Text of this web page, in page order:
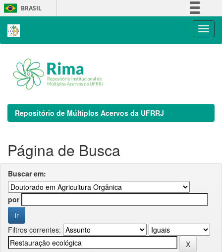
Skip
navigation
BRASIL
Repositório de Múltiplos Acervos da UFRRJ
Página de Busca
Buscar em:
por
Filtros correntes: